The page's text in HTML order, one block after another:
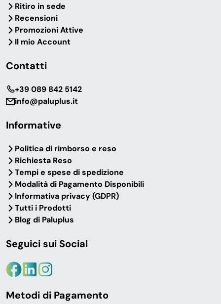
Ritiro in sede
Recensioni
Promozioni Attive
Il mio Account
Contatti
‎+39 089 842 5142
info@paluplus.it
Informative
Politica di rimborso e reso
Richiesta Reso
Tempi e spese di spedizione
Modalità di Pagamento Disponibili
Informativa privacy (GDPR)
Tutti i Prodotti
Blog di Paluplus
Seguici sui Social
Metodi di Pagamento